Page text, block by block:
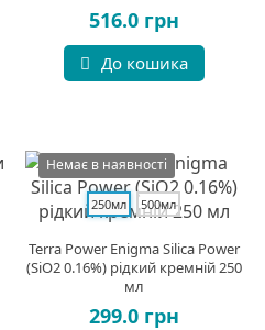
516.0 грн
До кошика
Немає в наявності
250мл 500мл
Terra Power Enigma Silica Power
(SiO2 0.16%) рідкий кремній 250
мл
299.0 грн